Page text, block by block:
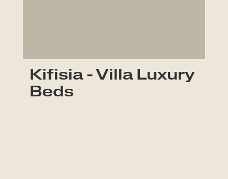
Kifisia - Villa Luxury
Beds